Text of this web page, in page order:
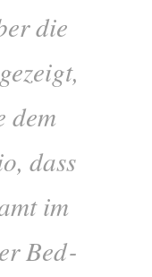
die
dem
dass
im
Bed­